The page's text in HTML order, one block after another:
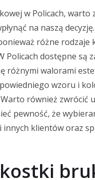
w Policach, warto
na naszą
różne
Policach dostępne
różnymi walorami
wzoru i
również zwrócić
pewność, że
klientów oraz